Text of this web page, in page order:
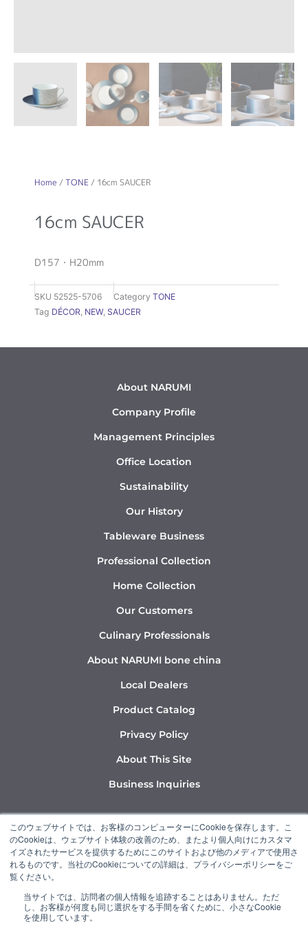
このウェブサイトでは、お客様のコンピューターにCookieを保存します。こ
のCookieは、ウェブサイト体験の改善のため、またより個人向けにカスタマ
イズされたサービスを提供するためにこのサイトおよび他のメディアで使用さ
れるものです。当社のCookieについての詳細は、プライバシーポリシーをご
覧ください。
当サイトでは、訪問者の個人情報を追跡することはありません。ただ
し、お客様が何度も同じ選択をする手間を省くために、小さなCookie
を使用しています。
Home /TONE / 16cm SAUCER
16cm SAUCER
D157・H20mm
SKU 52525-5706 Category TONE
Tag DÉCOR NEW, SAUCER
About NARUMI
Company Profile
Management Principles
Office Location
Sustainability
Our History
Tableware Business
Professional Collection
Home Collection
Our Customers
Culinary Professionals
About NARUMI bone china
Local Dealers
Product Catalog
Privacy Policy
About This Site
Business Inquiries
Y
o
u
t
b
I
n
s
t
g
L
i
n
k
d
“NARUMI” is a member of the Ishizuka Glass Group.